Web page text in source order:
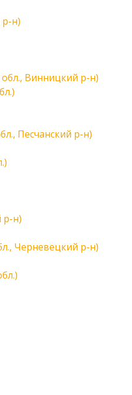
н)
Винницкий р-н)
Песчанский р-н)
р-н)
Черневецкий р-н)